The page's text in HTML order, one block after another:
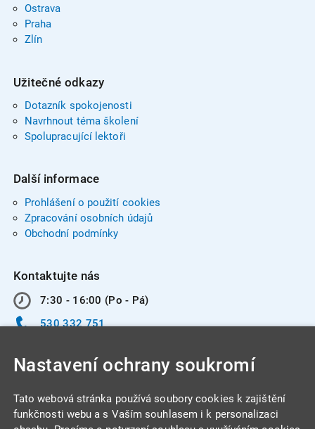
Ostrava
Praha
Zlín
Užitečné odkazy
Dotazník spokojenosti
Navrhnout téma školení
Spolupracující lektoři
Další informace
Prohlášení o použití cookies
Zpracování osobních údajů
Obchodní podmínky
Kontaktujte nás
7:30 - 16:00 (Po - Pá)
530 332 751
Nastavení ochrany soukromí
Tato webová stránka používá soubory cookies k zajištění
funkčnosti webu a s Vaším souhlasem i k personalizaci